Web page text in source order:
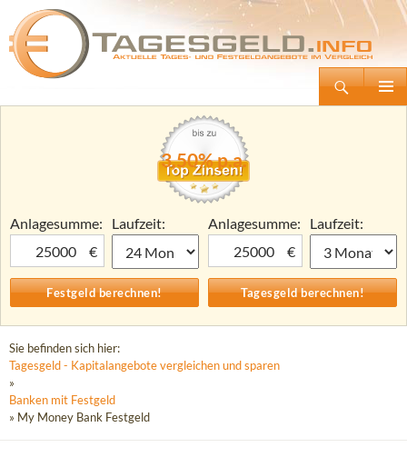
Tagesgeld.info – Tagesgeldkonten vergleichen und Tagesgeld-Zinsen berechnen
Zum
3,50% p.a.
Anlagesumme:
€
Laufzeit:
Anlagesumme:
€
Laufzeit:
Sie befinden sich hier:
Tagesgeld - Kapitalangebote vergleichen und sparen
»
Banken mit Festgeld
» My Money Bank Festgeld